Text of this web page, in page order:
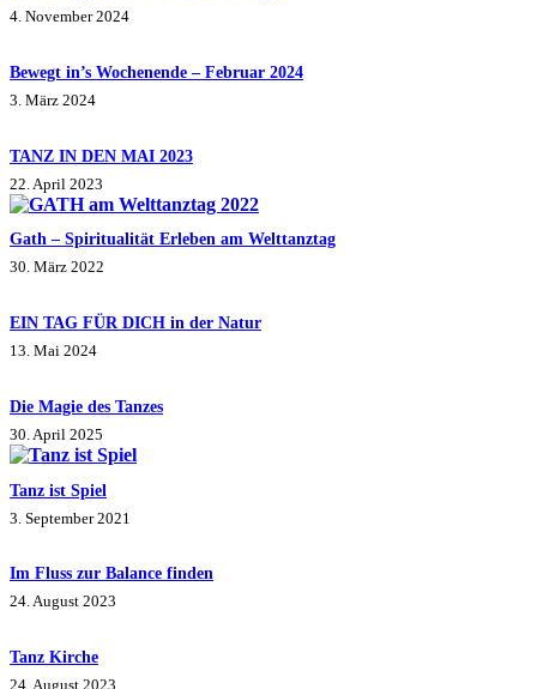
4. November 2024
Bewegt in’s Wochenende – Februar 2024
3. März 2024
TANZ IN DEN MAI 2023
22. April 2023
Gath – Spiritualität Erleben am Welttanztag
30. März 2022
EIN TAG FÜR DICH in der Natur
13. Mai 2024
Die Magie des Tanzes
30. April 2025
Tanz ist Spiel
3. September 2021
Im Fluss zur Balance finden
24. August 2023
Tanz Kirche
24. August 2023